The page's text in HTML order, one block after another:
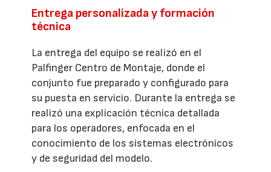
Entrega personalizada y formación
técnica
La entrega del equipo se realizó en el
Palfinger Centro de Montaje, donde el
conjunto fue preparado y configurado para
su puesta en servicio. Durante la entrega se
realizó una explicación técnica detallada
para los operadores, enfocada en el
conocimiento de los sistemas electrónicos
y de seguridad del modelo.